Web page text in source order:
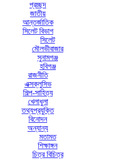
প্রচ্ছদ
জাতীয়
আন্তর্জাতিক
সিলেট বিভাগ
সিলেট
মৌলভীবাজার
সুনামগঞ্জ
হবিগঞ্জ
রাজনীতি
এক্সক্লুসিভ
শিল্প-সাহিত্য
খেলাধুলা
তথ্যপ্রযুক্তি
বিনোদন
অন্যান্য
মতামত
শিক্ষাঙ্গন
চিত্র বিচিত্র